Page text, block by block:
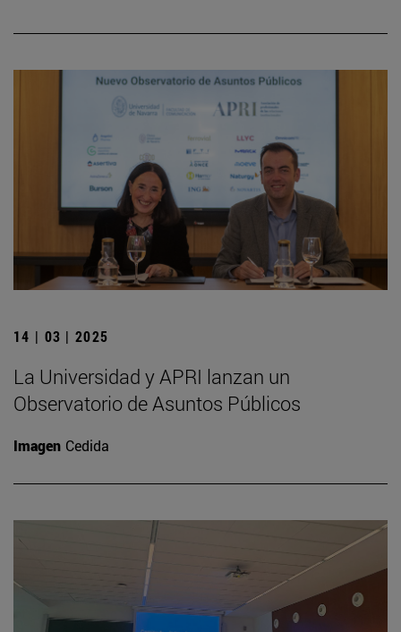
14 | 03 | 2025
La Universidad y APRI lanzan un
Observatorio de Asuntos Públicos
Imagen Cedida